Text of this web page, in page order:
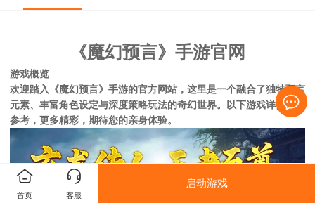
《魔幻预言》手游官网
游戏概览
欢迎踏入《魔幻预言》手游的官方网站，这里是一个融合了独特预言
元素、丰富角色设定与深度策略玩法的奇幻世界。以下游戏详情仅供
参考，更多精彩，期待您的亲身体验。
首页 客服
启动游戏